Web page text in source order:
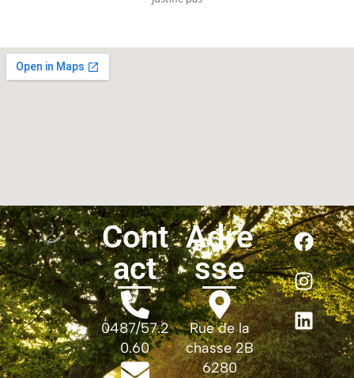
Cont
act
0487/57.2
0.60
Adre
sse
Rue de la
chasse 2B
6280